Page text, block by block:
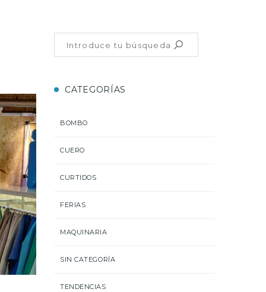
CATEGORÍAS
BOMBO
CUERO
CURTIDOS
FERIAS
MAQUINARIA
SIN CATEGORÍA
TENDENCIAS